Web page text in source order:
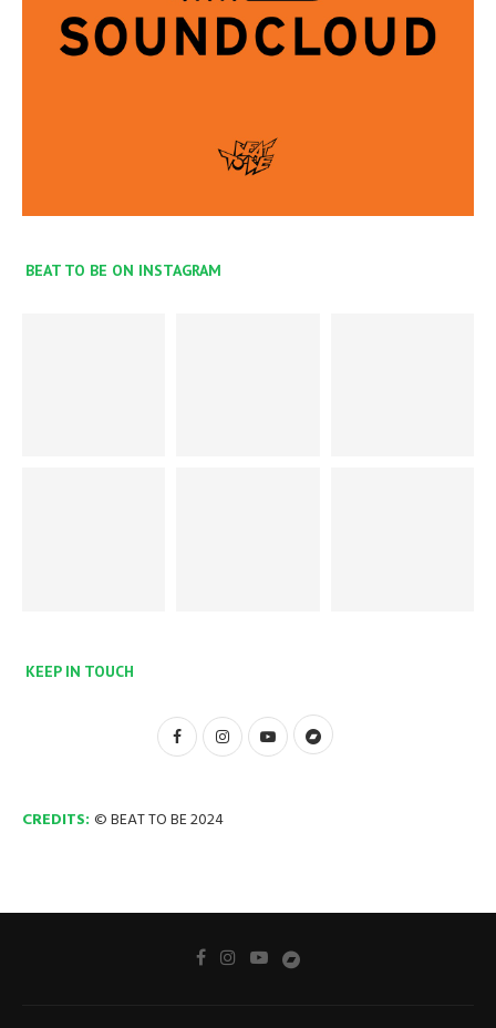
BEAT TO BE ON INSTAGRAM
KEEP IN TOUCH
CREDITS: © BEAT TO BE 2024